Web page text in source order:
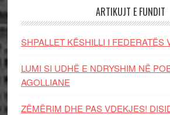
ARTIKUJT E FUNDIT
SHPALLET KËSHILLI I FEDERATËS
LUMI SI UDHË E NDRYSHIM NË
AGOLLIANE
ZËMËRIM DHE PAS VDEKJES!